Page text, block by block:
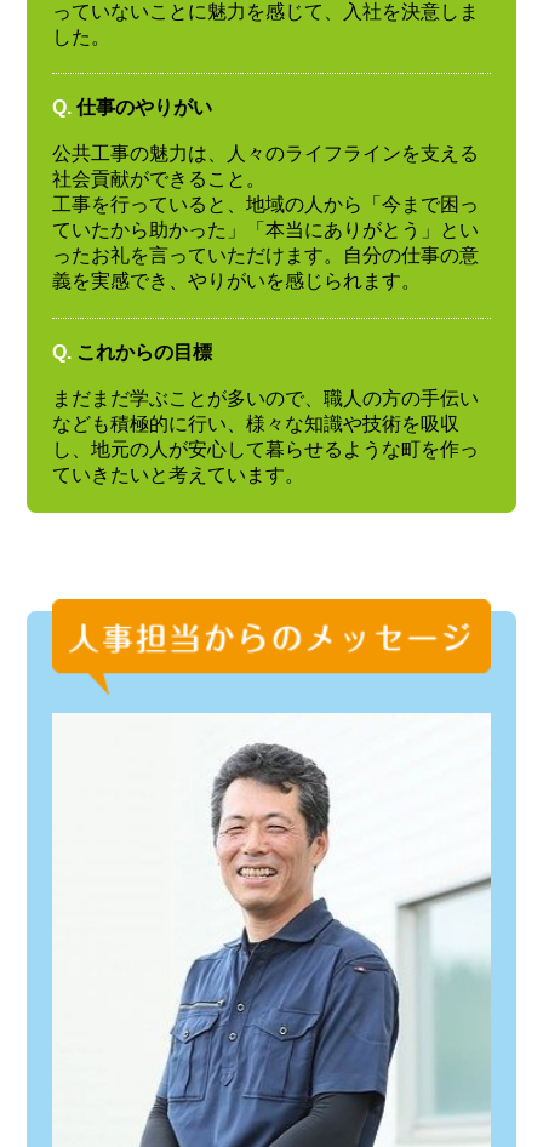
っていないことに魅力を感じて、入社を決意しま
した。
Q. 仕事のやりがい
公共工事の魅力は、人々のライフラインを支える
社会貢献ができること。
工事を行っていると、地域の人から「今まで困っ
ていたから助かった」「本当にありがとう」とい
ったお礼を言っていただけます。自分の仕事の意
義を実感でき、やりがいを感じられます。
Q. これからの目標
まだまだ学ぶことが多いので、職人の方の手伝い
なども積極的に行い、様々な知識や技術を吸収
し、地元の人が安心して暮らせるような町を作っ
ていきたいと考えています。